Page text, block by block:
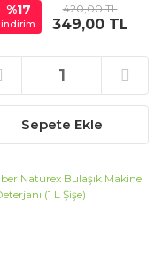
Kireç Çözücü - 45 Tablet
%17
indirim
420,00 TL
349,00 TL
Sepete Ekle